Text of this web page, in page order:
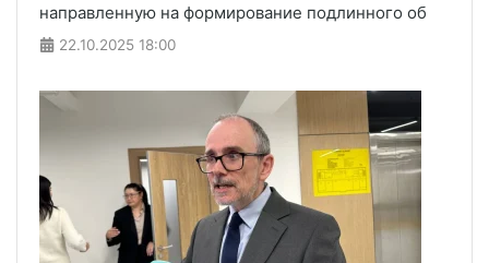
направленную на формирование подлинного об
22.10.2025 18:00